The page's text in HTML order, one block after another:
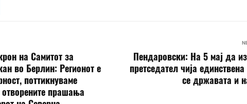
на Самитот за
во Берлин: Регионот е
поттикнуваме
прашања
Пендаровски: На 5 мај да
претседател чија
се државата и